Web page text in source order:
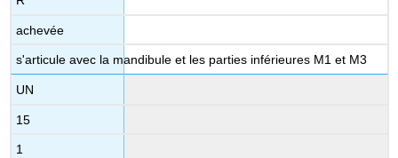
achevée
s'articule avec la mandibule et les parties inférieures M1 et M3
UN
15
1